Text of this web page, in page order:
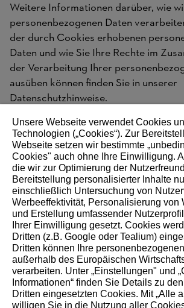
Weitere Informationen darüber, wie
personenbezogenen Daten
der durch Cookies erhobenen
Daten und wie Sie Ihre Rechte im
der Verarbeitung Ihrer
ausüben können finden Sie in unserer
Datenschutzhinweise.
Über STIHL
Die STIHL Gruppe ist ein international
und Technologieführer. Als langfristig
Familienunternehmen erleichtert STIHL
Menschen die Arbeit mit und in der Natur.
unsere Kundinnen und Kunden mit
Unsere Webseite verwendet Cookies
Technologien („Cookies“). Zur
Webseite setzen wir bestimmte
Cookies" auch ohne Ihre Einwilligung.
die wir zur Optimierung der
Bereitstellung personalisierter Inhalte
einschließlich Untersuchung von
Werbeeffektivität, Personalisierung von
und Erstellung umfassender
Ihrer Einwilligung gesetzt. Cookies
Dritten (z.B. Google oder Tealium)
Dritten können Ihre
außerhalb des Europäischen
verarbeiten. Unter „Einstellungen" und
Informationen“ finden Sie Details zu
Dritten eingesetzten Cookies. Mit „Alle
willigen Sie in die Nutzung aller